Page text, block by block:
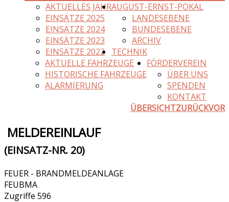
AKTUELLES JAHR
EINSÄTZE 2025
EINSÄTZE 2024
EINSÄTZE 2023
EINSÄTZE 2022
AUGUST-ERNST-POKAL
LANDESEBENE
BUNDESEBENE
ARCHIV
TECHNIK
AKTUELLE FAHRZEUGE
HISTORISCHE FAHRZEUGE
ALARMIERUNG
FÖRDERVEREIN
ÜBER UNS
SPENDEN
KONTAKT
ÜBERSICHTZURÜCKVOR
MELDEREINLAUF
(EINSATZ-NR. 20)
FEUER - BRANDMELDEANLAGE
FEUBMA
Zugriffe 596